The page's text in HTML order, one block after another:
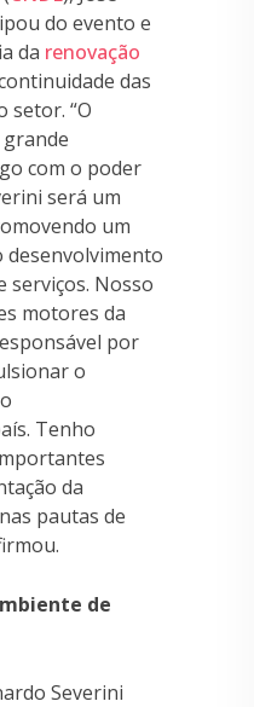
do evento e
da renovação
das
setor. “O
com o poder
será um
um
serviços. Nosso
motores da
por
o
Tenho
da
pautas de
de
Severini